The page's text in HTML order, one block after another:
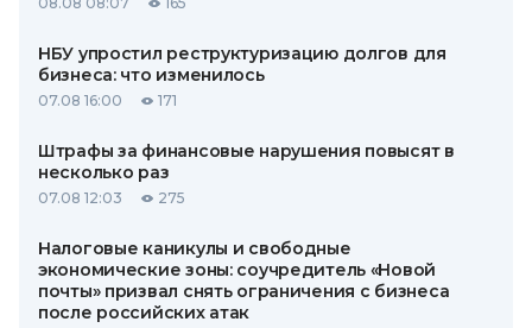
НБУ упростил реструктуризацию долгов для
бизнеса: что изменилось
07.08 16:00 171
Штрафы за финансовые нарушения повысят в
несколько раз
07.08 12:03 275
Налоговые каникулы и свободные
экономические зоны: соучредитель «Новой
почты» призвал снять ограничения с бизнеса
после российских атак